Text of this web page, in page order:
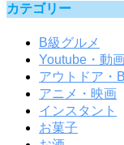
カテゴリー
B級グルメ
Youtube・動
アウトドア・
アニメ・映画
インスタント
お菓子